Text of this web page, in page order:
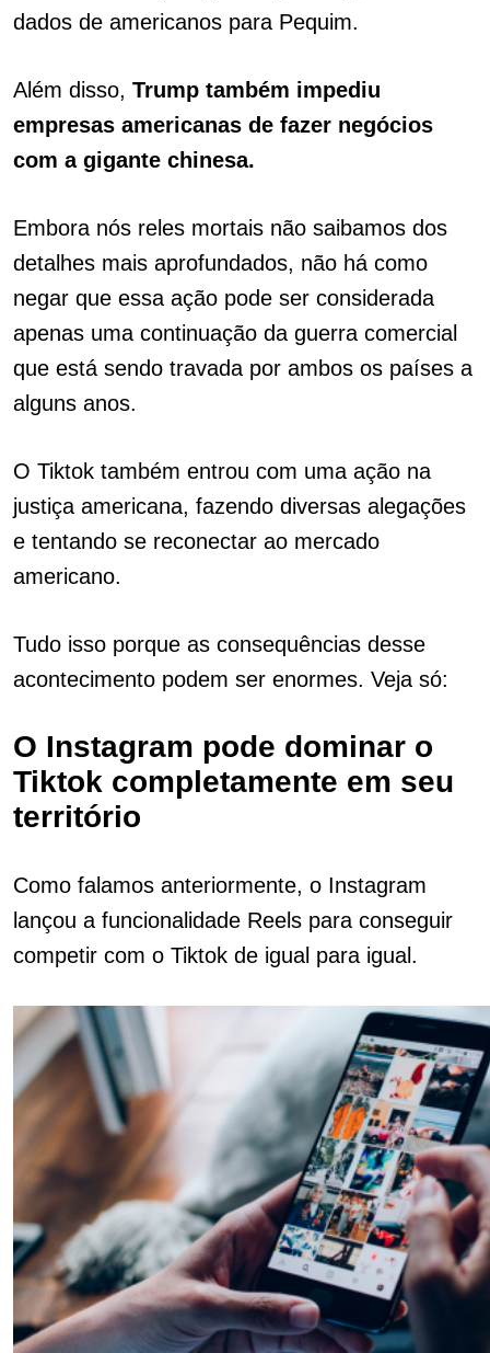
dados de americanos para Pequim.
Além disso, Trump também impediu
empresas americanas de fazer negócios
com a gigante chinesa.
Embora nós reles mortais não saibamos dos
detalhes mais aprofundados, não há como
negar que essa ação pode ser considerada
apenas uma continuação da guerra comercial
que está sendo travada por ambos os países a
alguns anos.
O Tiktok também entrou com uma ação na
justiça americana, fazendo diversas alegações
e tentando se reconectar ao mercado
americano.
Tudo isso porque as consequências desse
acontecimento podem ser enormes. Veja só:
O Instagram pode dominar o
Tiktok completamente em seu
território
Como falamos anteriormente, o Instagram
lançou a funcionalidade Reels para conseguir
competir com o Tiktok de igual para igual.